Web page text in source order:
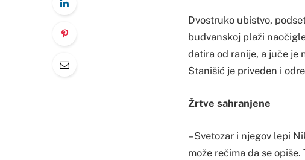
Dvostruko ubistvo,
budvanskoj plaži
datira od ranije, a juče je
Stanišić je priveden i
Žrtve sahranjene
– Svetozar i njegov lepi
može rečima da se